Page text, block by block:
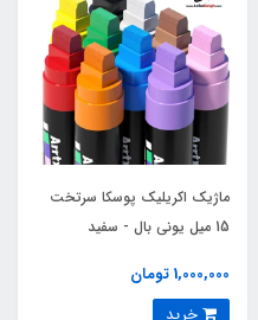
ماژیک اکریلیک پوسکا سرتخت
15 میل یونی بال - سفید
1,000,000 تومان